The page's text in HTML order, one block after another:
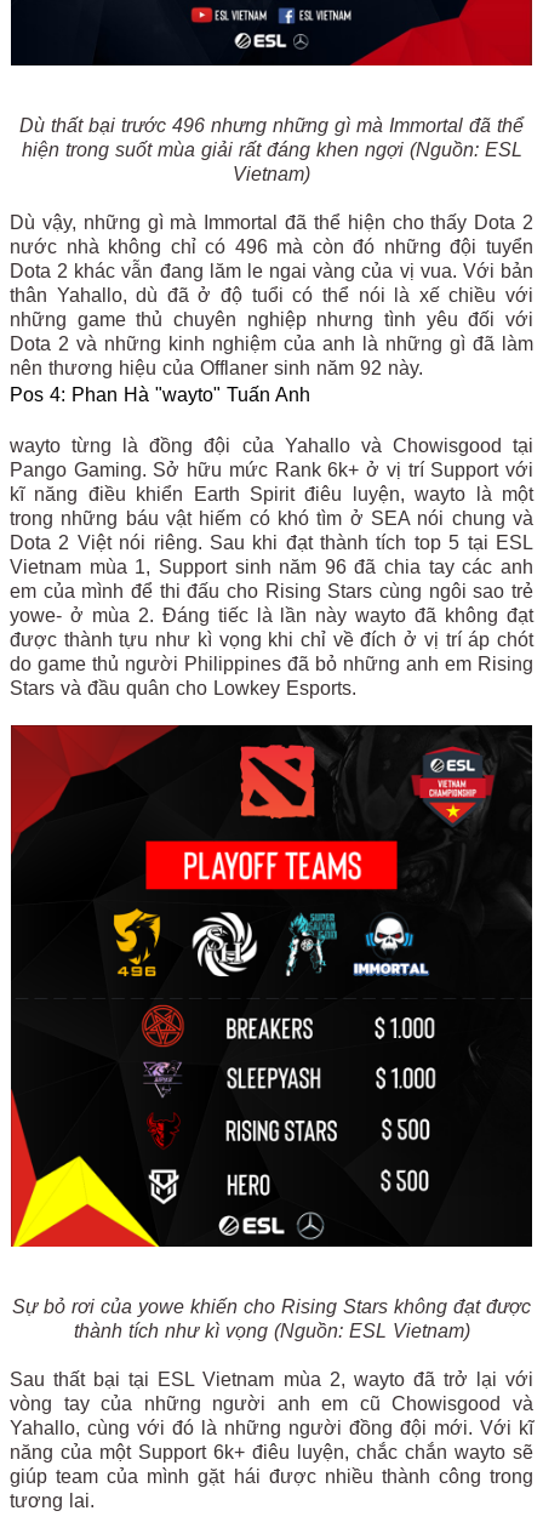
Dù thất bại trước 496 nhưng những gì mà Immortal đã thể
hiện trong suốt mùa giải rất đáng khen ngợi (Nguồn: ESL
Vietnam)
Dù vậy, những gì mà Immortal đã thể hiện cho thấy Dota 2
nước nhà không chỉ có 496 mà còn đó những đội tuyển
Dota 2 khác vẫn đang lăm le ngai vàng của vị vua. Với bản
thân Yahallo, dù đã ở độ tuổi có thể nói là xế chiều với
những game thủ chuyên nghiệp nhưng tình yêu đối với
Dota 2 và những kinh nghiệm của anh là những gì đã làm
nên thương hiệu của Offlaner sinh năm 92 này.
Pos 4: Phan Hà "wayto" Tuấn Anh
wayto từng là đồng đội của Yahallo và Chowisgood tại
Pango Gaming. Sở hữu mức Rank 6k+ ở vị trí Support với
kĩ năng điều khiển Earth Spirit điêu luyện, wayto là một
trong những báu vật hiếm có khó tìm ở SEA nói chung và
Dota 2 Việt nói riêng. Sau khi đạt thành tích top 5 tại ESL
Vietnam mùa 1, Support sinh năm 96 đã chia tay các anh
em của mình để thi đấu cho Rising Stars cùng ngôi sao trẻ
yowe- ở mùa 2. Đáng tiếc là lần này wayto đã không đạt
được thành tựu như kì vọng khi chỉ về đích ở vị trí áp chót
do game thủ người Philippines đã bỏ những anh em Rising
Stars và đầu quân cho Lowkey Esports.
Sự bỏ rơi của yowe khiến cho Rising Stars không đạt được
thành tích như kì vọng (Nguồn: ESL Vietnam)
Sau thất bại tại ESL Vietnam mùa 2, wayto đã trở lại với
vòng tay của những người anh em cũ Chowisgood và
Yahallo, cùng với đó là những người đồng đội mới. Với kĩ
năng của một Support 6k+ điêu luyện, chắc chắn wayto sẽ
giúp team của mình gặt hái được nhiều thành công trong
tương lai.